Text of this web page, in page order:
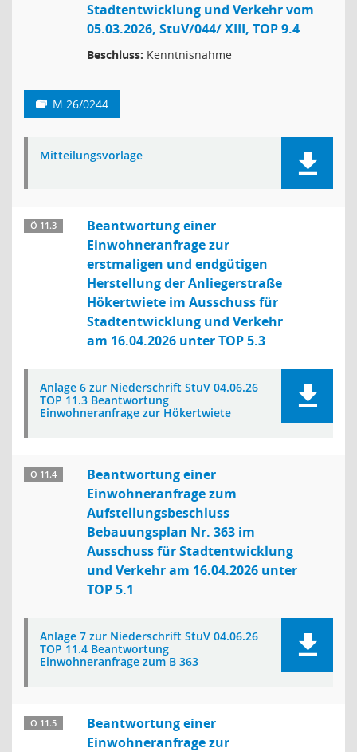
Stadtentwicklung und Verkehr vom
05.03.2026, StuV/044/ XIII, TOP 9.4
Beschluss: Kenntnisnahme
M 26/0244
Mitteilungsvorlage
Ö 11.3
Beantwortung einer
Einwohneranfrage zur
erstmaligen und endgütigen
Herstellung der Anliegerstraße
Hökertwiete im Ausschuss für
Stadtentwicklung und Verkehr
am 16.04.2026 unter TOP 5.3
Anlage 6 zur Niederschrift StuV 04.06.26
TOP 11.3 Beantwortung
Einwohneranfrage zur Hökertwiete
Ö 11.4
Beantwortung einer
Einwohneranfrage zum
Aufstellungsbeschluss
Bebauungsplan Nr. 363 im
Ausschuss für Stadtentwicklung
und Verkehr am 16.04.2026 unter
TOP 5.1
Anlage 7 zur Niederschrift StuV 04.06.26
TOP 11.4 Beantwortung
Einwohneranfrage zum B 363
Ö 11.5
Beantwortung einer
Einwohneranfrage zur